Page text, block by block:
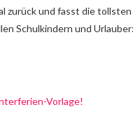
zurück und fasst die
Schulkindern und
Vorlage!